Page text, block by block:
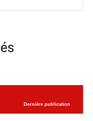
Dernière publication